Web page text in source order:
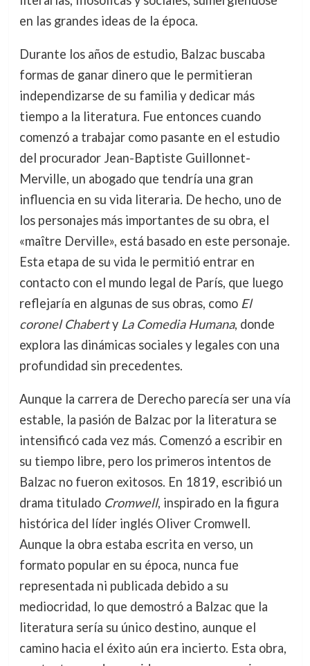
en las grandes ideas de la época.
Durante los años de estudio, Balzac buscaba
formas de ganar dinero que le permitieran
independizarse de su familia y dedicar más
tiempo a la literatura. Fue entonces cuando
comenzó a trabajar como pasante en el estudio
del procurador Jean-Baptiste Guillonnet-
Merville, un abogado que tendría una gran
influencia en su vida literaria. De hecho, uno de
los personajes más importantes de su obra, el
«maître Derville», está basado en este personaje.
Esta etapa de su vida le permitió entrar en
contacto con el mundo legal de París, que luego
reflejaría en algunas de sus obras, como El
coronel Chaberty La Comedia Humana, donde
explora las dinámicas sociales y legales con una
profundidad sin precedentes.
Aunque la carrera de Derecho parecía ser una vía
estable, la pasión de Balzac por la literatura se
intensificó cada vez más. Comenzó a escribir en
su tiempo libre, pero los primeros intentos de
Balzac no fueron exitosos. En 1819, escribió un
drama titulado Cromwell, inspirado en la figura
histórica del líder inglés Oliver Cromwell.
Aunque la obra estaba escrita en verso, un
formato popular en su época, nunca fue
representada ni publicada debido a su
mediocridad, lo que demostró a Balzac que la
literatura sería su único destino, aunque el
camino hacia el éxito aún era incierto. Esta obra,